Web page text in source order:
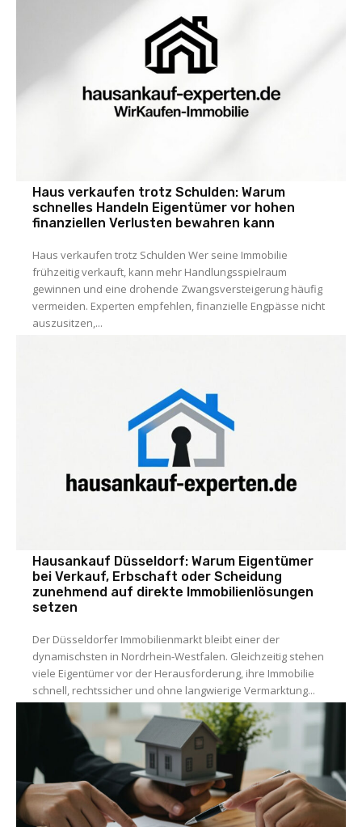
Haus verkaufen trotz Schulden: Warum
schnelles Handeln Eigentümer vor hohen
finanziellen Verlusten bewahren kann
Haus verkaufen trotz Schulden Wer seine Immobilie
frühzeitig verkauft, kann mehr Handlungsspielraum
gewinnen und eine drohende Zwangsversteigerung häufig
vermeiden. Experten empfehlen, finanzielle Engpässe nicht
auszusitzen,...
Hausankauf Düsseldorf: Warum Eigentümer
bei Verkauf, Erbschaft oder Scheidung
zunehmend auf direkte Immobilienlösungen
setzen
Der Düsseldorfer Immobilienmarkt bleibt einer der
dynamischsten in Nordrhein-Westfalen. Gleichzeitig stehen
viele Eigentümer vor der Herausforderung, ihre Immobilie
schnell, rechtssicher und ohne langwierige Vermarktung...